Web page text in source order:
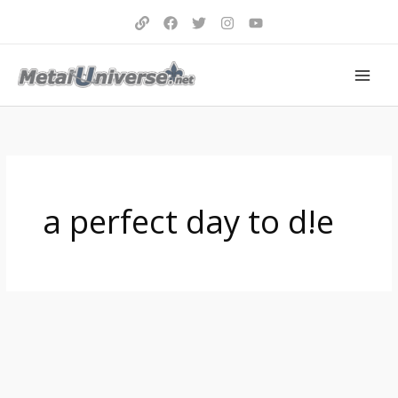
a perfect day to d!e